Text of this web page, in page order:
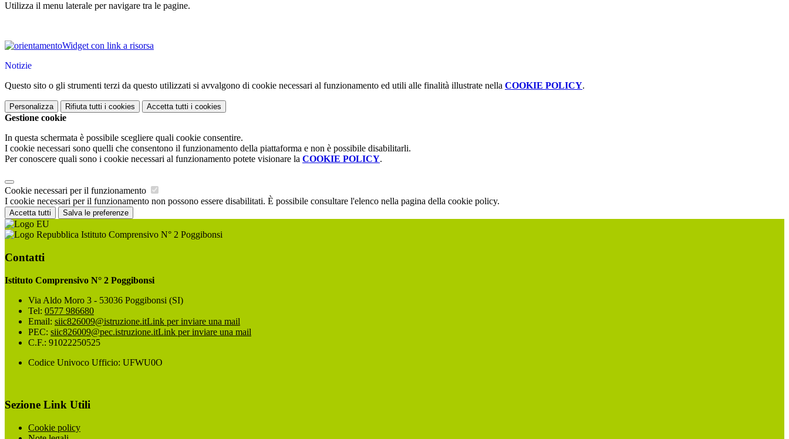
Utilizza il menu laterale per navigare tra le pagine.
Widget con link a risorsa
Notizie
Questo sito o gli strumenti terzi da questo utilizzati si avvalgono di cookie necessari al funzionamento ed utili alle finalità illustrate nella COOKIE POLICY.
Personalizza Rifiuta tutti i cookies Accetta tutti i cookies
Gestione cookie
In questa schermata è possibile scegliere quali cookie consentire.
I cookie necessari sono quelli che consentono il funzionamento della piattaforma e non è possibile disabilitarli.
Per conoscere quali sono i cookie necessari al funzionamento potete visionare la COOKIE POLICY.
Cookie necessari per il funzionamento
I cookie necessari per il funzionamento non possono essere disabilitati. È possibile consultare l'elenco nella pagina della cookie policy.
Accetta tutti Salva le preferenze
Istituto Comprensivo N° 2 Poggibonsi
Contatti
Istituto Comprensivo N° 2 Poggibonsi
Via Aldo Moro 3 - 53036 Poggibonsi (SI)
Tel: 0577 986680
Email: siic826009@istruzione.itLink per inviare una mail
PEC: siic826009@pec.istruzione.itLink per inviare una mail
C.F.: 91022250525
Codice Univoco Ufficio: UFWU0O
Sezione Link Utili
Cookie policy